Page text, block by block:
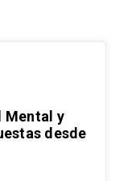
Mental y
desde